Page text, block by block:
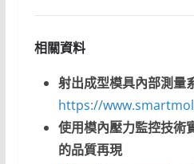
相關資料
射出成型模具內部測量
https://
使用模內壓力監控技術
的品質再現